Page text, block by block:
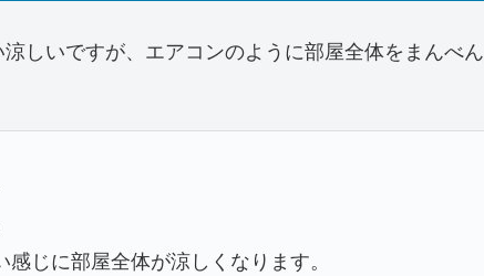
しいですが、エアコンのように部屋全体をまんべん
じに部屋全体が涼しくなります。